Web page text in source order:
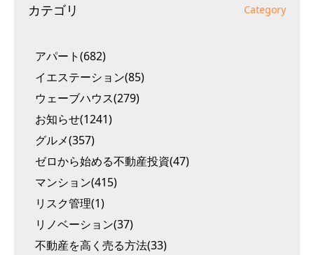
カテゴリ Category
アパート(682)
イエステーション(85)
ウェーブハウス(279)
お知らせ(1241)
グルメ(357)
ゼロから始める不動産投資(47)
マンション(415)
リスク管理(1)
リノベーション(37)
不動産を高く売る方法(33)